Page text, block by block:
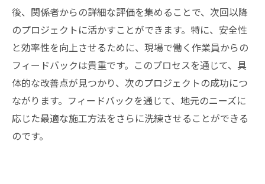
後、関係者からの詳細な評価を集めることで、次回以降
のプロジェクトに活かすことができます。特に、安全性
と効率性を向上させるために、現場で働く作業員からの
フィードバックは貴重です。このプロセスを通じて、具
体的な改善点が見つかり、次のプロジェクトの成功につ
ながります。フィードバックを通じて、地元のニーズに
応じた最適な施工方法をさらに洗練させることができる
のです。